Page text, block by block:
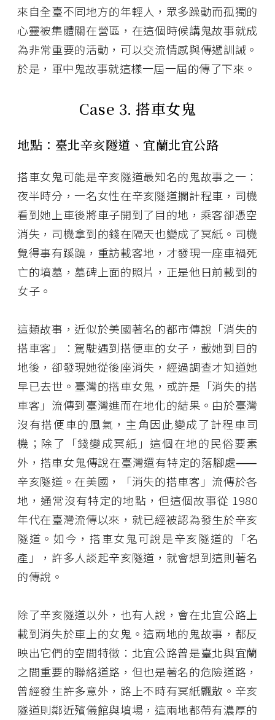
來自全臺不同地方的年輕人，眾多躁動而孤獨的
心靈被集體關在營區，在這個時候講鬼故事就成
為非常重要的活動，可以交流情感與傳遞訓誡。
於是，軍中鬼故事就這樣一屆一屆的傳了下來。
Case 3. 搭車女鬼
地點：臺北辛亥隧道、宜蘭北宜公路
搭車女鬼可能是辛亥隧道最知名的鬼故事之一：
夜半時分，一名女性在辛亥隧道攔計程車，司機
看到她上車後將車子開到了目的地，乘客卻憑空
消失，司機拿到的錢在隔天也變成了冥紙。司機
覺得事有蹊蹺，重訪載客地，才發現一座車禍死
亡的墳墓，墓碑上面的照片，正是他日前載到的
女子。
這類故事，近似於美國著名的都市傳說「消失的
搭車客」：駕駛遇到搭便車的女子，載她到目的
地後，卻發現她從後座消失，經過調查才知道她
早已去世。臺灣的搭車女鬼，或許是「消失的搭
車客」流傳到臺灣進而在地化的結果。由於臺灣
沒有搭便車的風氣，主角因此變成了計程車司
機；除了「錢變成冥紙」這個在地的民俗要素
外，搭車女鬼傳說在臺灣還有特定的落腳處⸺
辛亥隧道。在美國，「消失的搭車客」流傳於各
地，通常沒有特定的地點，但這個故事從 1980
年代在臺灣流傳以來，就已經被認為發生於辛亥
隧道。如今，搭車女鬼可說是辛亥隧道的「名
產」，許多人談起辛亥隧道，就會想到這則著名
的傳說。
除了辛亥隧道以外，也有人說，會在北宜公路上
載到消失於車上的女鬼。這兩地的鬼故事，都反
映出它們的空間特徵：北宜公路曾是臺北與宜蘭
之間重要的聯絡道路，但也是著名的危險道路，
曾經發生許多意外，路上不時有冥紙飄散。辛亥
隧道則鄰近殯儀館與墳場，這兩地都帶有濃厚的